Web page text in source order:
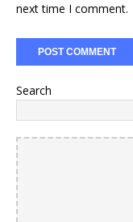
next time I comment.
Search